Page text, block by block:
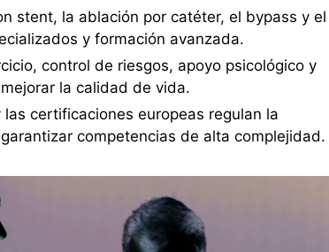
stent, la ablación por catéter, el bypass y el
y formación avanzada.
control de riesgos, apoyo psicológico y
la calidad de vida.
certificaciones europeas regulan la
competencias de alta complejidad.